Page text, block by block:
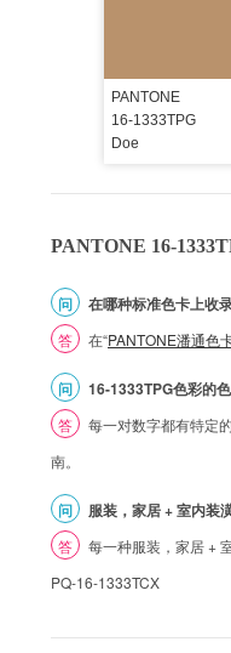
PANTONE
16-1333TPG
Doe
PANTONE 16-
问 在哪种标准色卡上收
答 在“PANTONE潘通色
问 16-1333TPG色彩的
答
每一对数字都有特定
南。
问 服装，家居 + 室内装
答
每一种服装，家居 +
PQ-16-1333TCX